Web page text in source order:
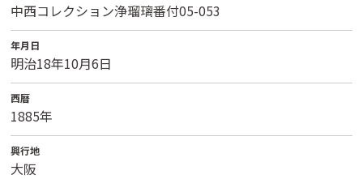
中西コレクション浄瑠璃番付05-053
年月日
明治18年10月6日
西暦
1885年
興行地
大阪